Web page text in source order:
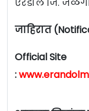
एरंडोल जि.
जाहिरात
Official Site
: